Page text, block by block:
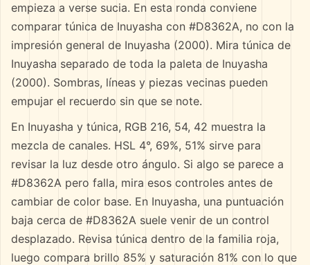
empieza a verse sucia. En esta ronda conviene
comparar túnica de Inuyasha con #D8362A, no con la
impresión general de Inuyasha (2000). Mira túnica de
Inuyasha separado de toda la paleta de Inuyasha
(2000). Sombras, líneas y piezas vecinas pueden
empujar el recuerdo sin que se note.
En Inuyasha y túnica, RGB 216, 54, 42 muestra la
mezcla de canales. HSL 4°, 69%, 51% sirve para
revisar la luz desde otro ángulo. Si algo se parece a
#D8362A pero falla, mira esos controles antes de
cambiar de color base. En Inuyasha, una puntuación
baja cerca de #D8362A suele venir de un control
desplazado. Revisa túnica dentro de la familia roja,
luego compara brillo 85% y saturación 81% con lo que